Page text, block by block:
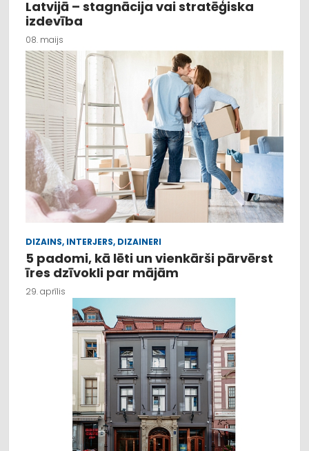
Latvijā – stagnācija vai stratēģiska
izdevība
08. maijs
DIZAINS, INTERJERS, DIZAINERI
5 padomi, kā lēti un vienkārši pārvērst
īres dzīvokli par mājām
29. aprīlis